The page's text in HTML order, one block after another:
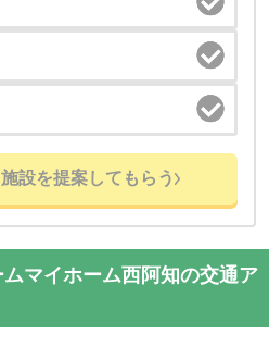
設を提案してもらう
マイホーム西阿知の交通ア